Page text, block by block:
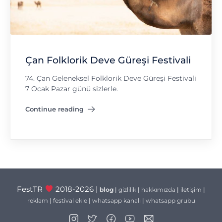
Çan Folklorik Deve Güreşi Festivali
74. Çan Geleneksel Folklorik Deve Güreşi Festivali
7 Ocak Pazar günü sizlerle.
Continue reading
"Çan Folklorik Deve Güreşi Festivali"
FestTR 2018-2026 | blog| gizlilik| hakkımızda | iletişim |
reklam | festival ekle| whatsapp kanalı | whatsapp grubu